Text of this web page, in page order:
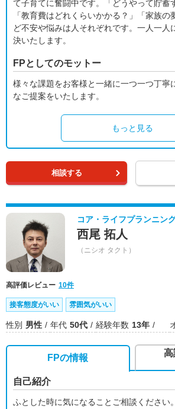
て子育てに奮闘中です。「どうやって貯蓄
「教育費はどれくらいかかる？」「家族の
ど不安や悩みは人それぞれです。一人一人
決いたします。
FPとしてのモットー
様々な課題をお客様と一緒に一つ一つ丁寧
なご提案をいたします。
もっと見る
相談する
コア・ライフプランニン
西尾 拓人
（ニシオ タクト）
高評価レビュー 10件
接客態度がいい 雰囲気がいい
性別 男性 年代 50代 経験年数 13年
FPの情報
自己紹介
ふとした時に気になることご相談ください
高